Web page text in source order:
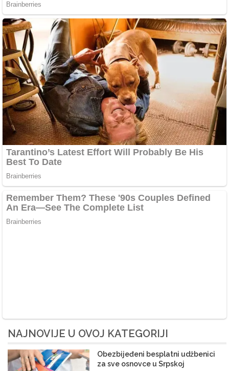
NAJNOVIJE U OVOJ KATEGORIJI
Obezbijeđeni besplatni udžbenici
za sve osnovce u Srpskoj